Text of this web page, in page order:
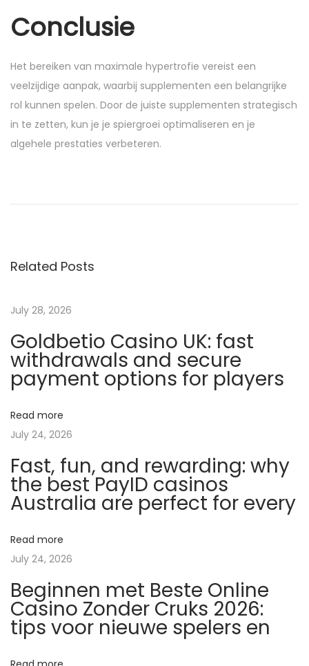
Conclusie
Het bereiken van maximale hypertrofie vereist een
veelzijdige aanpak, waarbij supplementen een belangrijke
rol kunnen spelen. Door de juiste supplementen strategisch
in te zetten, kun je je spiergroei optimaliseren en je
algehele prestaties verbeteren.
s
u
,
P
o
a
s
s
i
u
e
t
o
e
n
Related Posts
July 28, 2026
Goldbetio Casino UK: fast
withdrawals and secure
payment options for players
Read more
July 24, 2026
Fast, fun, and rewarding: why
the best PayID casinos
Australia are perfect for every
Read more
July 24, 2026
Beginnen met Beste Online
Casino Zonder Cruks 2026:
tips voor nieuwe spelers en